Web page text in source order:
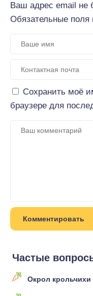
Ваш адрес email не
Обязательные поля
Сохранить моё
браузере для
Частые
Окрол крольчихи